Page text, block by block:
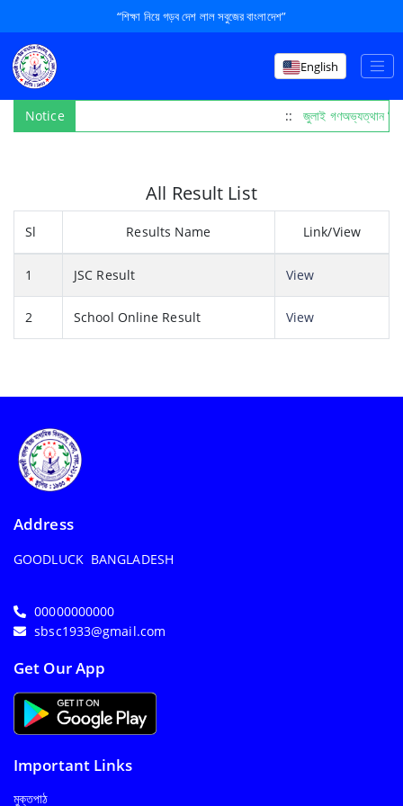
“শিক্ষা নিয়ে গড়ব দেশ লাল সবুজের বাংলাদেশ”
English
Notice :: জুলাই গণঅভ্যত্থান
All Result List
Sl Results Name Link/View
1 JSC Result View
2 School Online Result View
Address
GOODLUCK BANGLADESH
00000000000
sbsc1933@gmail.com
Get Our App
Important Links
মুক্তপাঠ